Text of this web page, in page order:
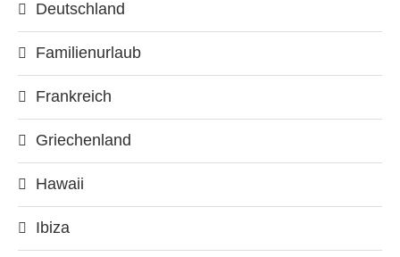
Deutschland
Familienurlaub
Frankreich
Griechenland
Hawaii
Ibiza